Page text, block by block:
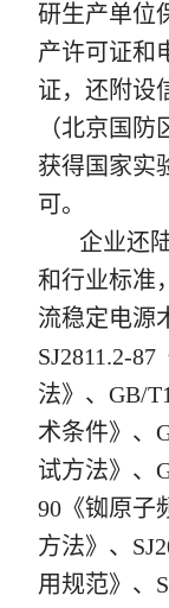
研生产单位
产许可证和
证，还附设
（北京国防
获得国家实
可。
企业还陆
和行业标准
流稳定电源
SJ2811.2-
法》、GB/
术条件》、
试方法》、
90《铷原子
方法》、
用规范》、